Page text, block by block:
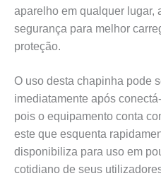
aparelho em qualquer lugar,
segurança para melhor
proteção.
O uso desta chapinha pode
imediatamente após
pois o equipamento conta
este que esquenta
disponibiliza para uso em
cotidiano de seus